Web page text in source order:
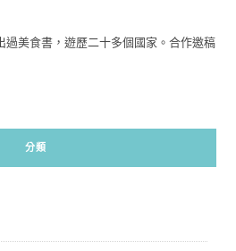
過美食書，遊歷二十多個國家。合作邀稿
分類